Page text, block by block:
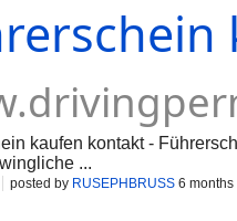
kaufen kontakt -
...
posted by RUSEPHBRUSS 6 months